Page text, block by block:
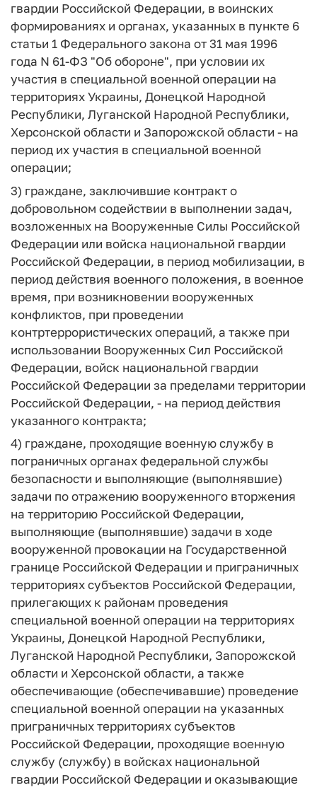
гвардии Российской Федерации, в воинских
формированиях и органах, указанных в пункте 6
статьи 1 Федерального закона от 31 мая 1996
года N 61-ФЗ "Об обороне", при условии их
участия в специальной военной операции на
территориях Украины, Донецкой Народной
Республики, Луганской Народной Республики,
Херсонской области и Запорожской области - на
период их участия в специальной военной
операции;
3) граждане, заключившие контракт о
добровольном содействии в выполнении задач,
возложенных на Вооруженные Силы Российской
Федерации или войска национальной гвардии
Российской Федерации, в период мобилизации, в
период действия военного положения, в военное
время, при возникновении вооруженных
конфликтов, при проведении
контртеррористических операций, а также при
использовании Вооруженных Сил Российской
Федерации, войск национальной гвардии
Российской Федерации за пределами территории
Российской Федерации, - на период действия
указанного контракта;
4) граждане, проходящие военную службу в
пограничных органах федеральной службы
безопасности и выполняющие (выполнявшие)
задачи по отражению вооруженного вторжения
на территорию Российской Федерации,
выполняющие (выполнявшие) задачи в ходе
вооруженной провокации на Государственной
границе Российской Федерации и приграничных
территориях субъектов Российской Федерации,
прилегающих к районам проведения
специальной военной операции на территориях
Украины, Донецкой Народной Республики,
Луганской Народной Республики, Запорожской
области и Херсонской области, а также
обеспечивающие (обеспечивавшие) проведение
специальной военной операции на указанных
приграничных территориях субъектов
Российской Федерации, проходящие военную
службу (службу) в войсках национальной
гвардии Российской Федерации и оказывающие